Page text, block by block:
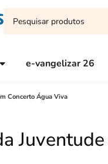
e-vangelizar 26
Concerto Água Viva